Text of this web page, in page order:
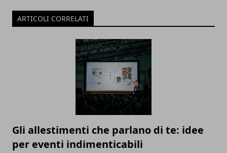
ARTICOLI CORRELATI
Gli allestimenti che parlano di te: idee
per eventi indimenticabili